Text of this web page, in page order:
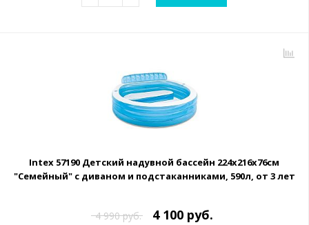
Intex 57190 Детский надувной бассейн 224х216х76см
"Семейный" с диваном и подстаканниками, 590л, от 3 лет
4 990 руб. 4 100 руб.